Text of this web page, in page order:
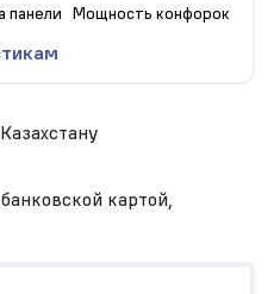
панели Мощность конфорок
картой,